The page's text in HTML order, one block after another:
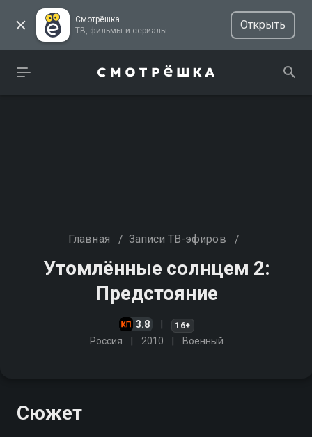
Смотрёшка
ТВ, фильмы и сериалы
Открыть
Главная / Записи ТВ-эфиров /
Утомлённые солнцем 2:
Предстояние
3.8 16+
Россия 2010 Военный
Сюжет